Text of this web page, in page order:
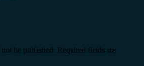
be published. Required fields are